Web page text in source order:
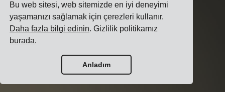
Bu web sitesi, web sitemizde en iyi deneyimi
yaşamanızı sağlamak için çerezleri kullanır.
Daha fazla bilgi edinin. Gizlilik politikamız
burada.
Anladım
Çoklu Taşıyıcı Gönderim Yazılımı Nasıl Seçilir?
Basit Bir Taşıma İhalesi Nasıl Yapılır?
Taşımacılık Yönetim Sistemi Nasıl Uygulanır?
Navlun Taşıyıcısı Nasıl Seçilir?
Her Lojistik Yöneticisinin Takip Etmesi Gereken Navlun KPI'ları